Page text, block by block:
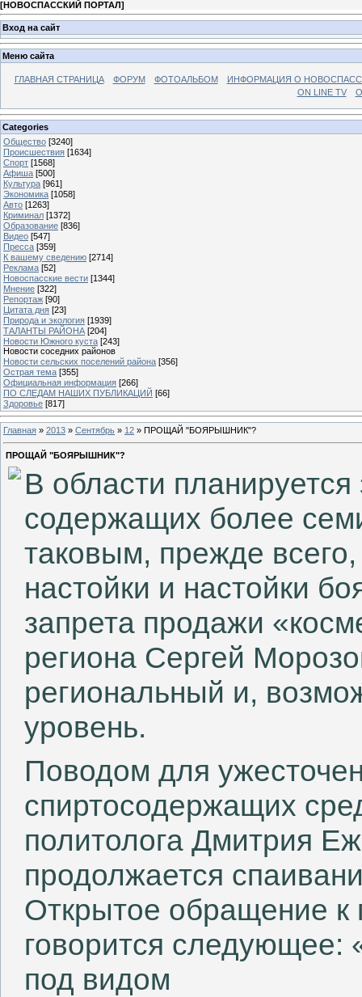
[НОВОСПАССКИЙ ПОРТАЛ]
Вход на сайт
Меню сайта
ГЛАВНАЯ СТРАНИЦА ФОРУМ ФОТОАЛЬБОМ
ИНФОРМАЦИЯ О
ON LINE TV
Categories
Общество [3240]
Происшествия [1634]
Спорт [1568]
Афиша [500]
Культура [961]
Экономика [1058]
Авто [1263]
Криминал [1372]
Образование [836]
Видео [547]
Пресса [359]
К вашему сведению [2714]
Реклама [52]
Новоспасские вести [1344]
Мнение [322]
Репортаж [90]
Цитата дня [23]
Природа и экология [1939]
ТАЛАНТЫ РАЙОНА [204]
Новости Южного куста [243]
Новости соседних районов
Новости сельских поселений района [356]
Острая тема [355]
Официальная информация [266]
ПО СЛЕДАМ НАШИХ ПУБЛИКАЦИЙ [66]
Здоровье [817]
Главная » 2013 » Сентябрь » 12 » ПРОЩАЙ "БОЯРЫШНИК"?
ПРОЩАЙ "БОЯРЫШНИК"?
В области
содержащих более
таковым, прежде
настойки и настойки
запрета продажи
региона Сергей
региональный и,
уровень.
Поводом для
спиртосодержащих
политолога Дмитрия
продолжается
Открытое обращение к
говорится следующее:
под видом